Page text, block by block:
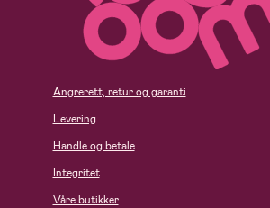
Angrerett, retur og garanti
Levering
Handle og betale
Integritet
Våre butikker